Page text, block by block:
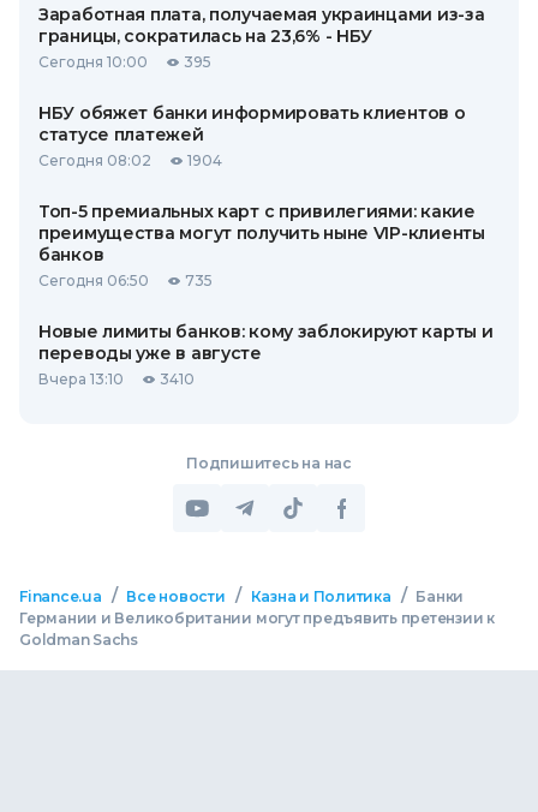
Заработная плата, получаемая украинцами из-за
границы, сократилась на 23,6% - НБУ
Сегодня 10:00 395
НБУ обяжет банки информировать клиентов о
статусе платежей
Сегодня 08:02 1904
Топ-5 премиальных карт с привилегиями: какие
преимущества могут получить ныне VIP-клиенты
банков
Сегодня 06:50 735
Новые лимиты банков: кому заблокируют карты и
переводы уже в августе
Вчера 13:10 3410
Подпишитесь на нас
Finance.ua / Все новости / Казна и Политика / Банки
Германии и Великобритании могут предъявить претензии к
Goldman Sachs